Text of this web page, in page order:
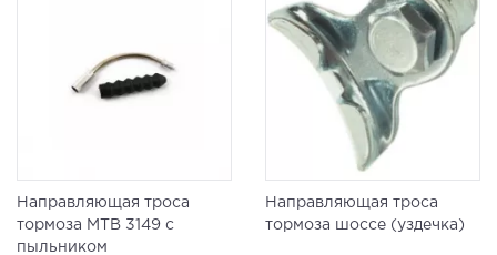
Направляющая троса
тормоза MTB 3149 с
пыльником
Направляющая троса
тормоза шоссе (уздечка)